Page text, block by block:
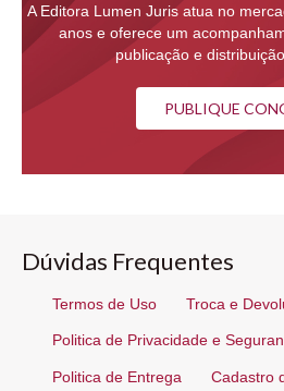
A Editora Lumen Juris atua no
anos e oferece um
publicação e
PUBLIQUE
Dúvidas Frequentes
Termos de Uso Troca e
Politica de Privacidade e
Politica de Entrega Cadastro